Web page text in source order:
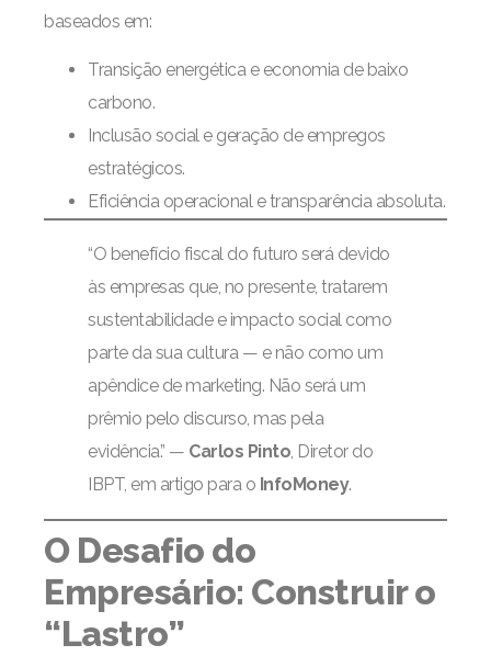
baseados em:
Transição energética e economia de baixo
carbono.
Inclusão social e geração de empregos
estratégicos.
Eficiência operacional e transparência absoluta.
“O benefício fiscal do futuro será devido
às empresas que, no presente, tratarem
sustentabilidade e impacto social como
parte da sua cultura — e não como um
apêndice de marketing. Não será um
prêmio pelo discurso, mas pela
evidência.” — Carlos Pinto, Diretor do
IBPT, em artigo para o InfoMoney.
O Desafio do
Empresário: Construir o
“Lastro”